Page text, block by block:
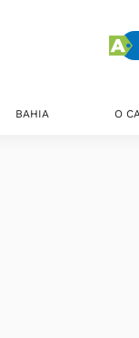
BAHIA O